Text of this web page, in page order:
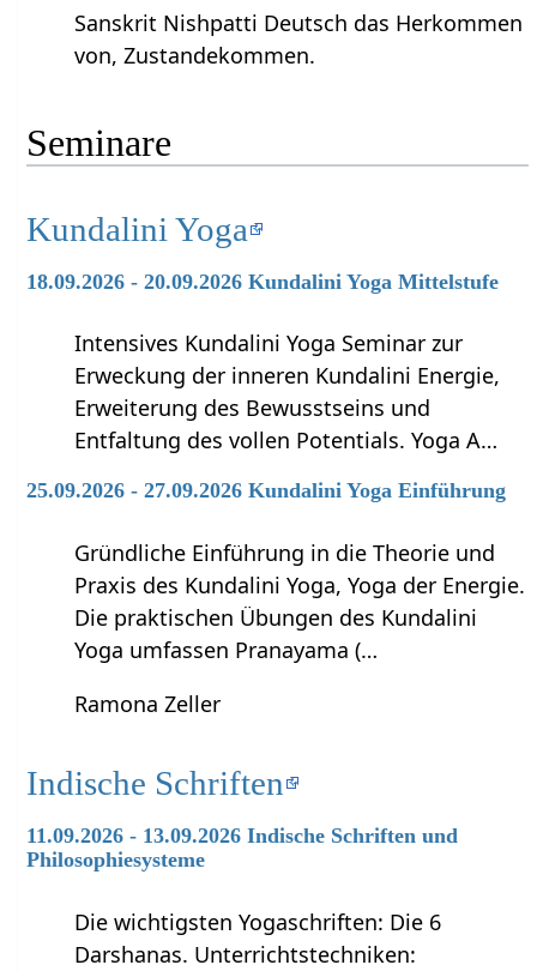
Sanskrit Nishpatti Deutsch das Herkommen
von, Zustandekommen.
Seminare
Kundalini Yoga
18.09.2026 - 20.09.2026 Kundalini Yoga Mittelstufe
Intensives Kundalini Yoga Seminar zur
Erweckung der inneren Kundalini Energie,
Erweiterung des Bewusstseins und
Entfaltung des vollen Potentials. Yoga A…
25.09.2026 - 27.09.2026 Kundalini Yoga Einführung
Gründliche Einführung in die Theorie und
Praxis des Kundalini Yoga, Yoga der Energie.
Die praktischen Übungen des Kundalini
Yoga umfassen Pranayama (…
Ramona Zeller
Indische Schriften
11.09.2026 - 13.09.2026 Indische Schriften und
Philosophiesysteme
Die wichtigsten Yogaschriften: Die 6
Darshanas. Unterrichtstechniken: